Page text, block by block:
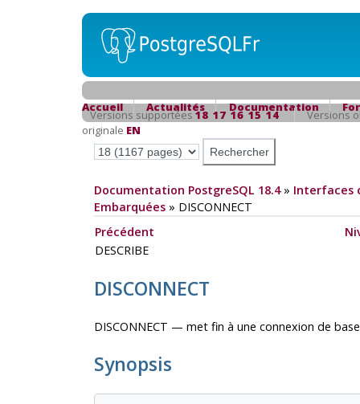
Accueil Actualités Documentation
Versions supportées18 17 16 15 14
Versions
originale EN
Documentation PostgreSQL 18.4» Interfaces
Embarquées» DISCONNECT
Précédent
DESCRIBE
DISCONNECT
DISCONNECT — met fin à une connexion de
Synopsis